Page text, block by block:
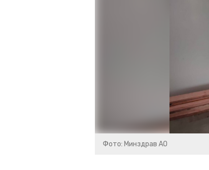
Фото: Минздрав АО